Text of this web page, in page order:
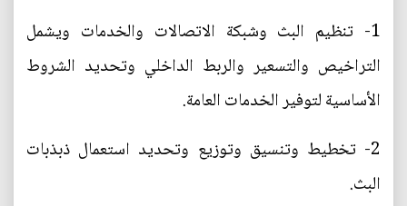
1- تنظيم البث وشبكة الاتصالات والخدمات ويشمل
التراخيص والتسعير والربط الداخلي وتحديد الشروط
الأساسية لتوفير الخدمات العامة.
2- تخطيط وتنسيق وتوزيع وتحديد استعمال ذبذبات
البث.